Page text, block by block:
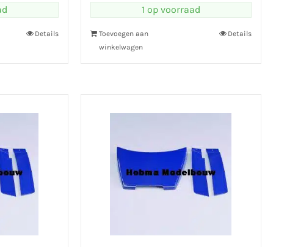
Details
1 op voorraad
Toevoegen aan
winkelwagen
Details